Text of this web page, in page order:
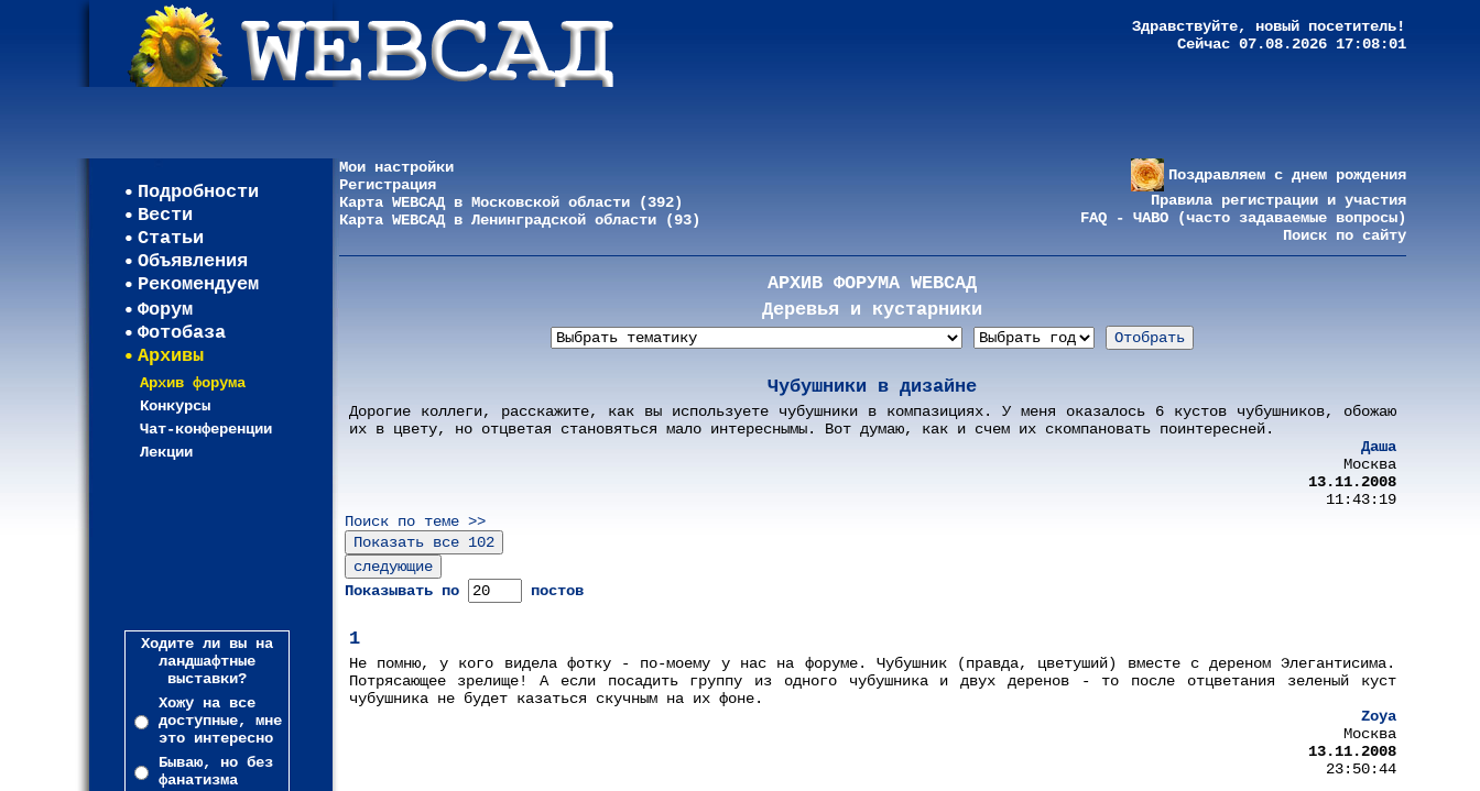
Здравствуйте, новый посетитель!
Сейчас 07.08.2026 17:08:01
Подробности
Вести
Статьи
Объявления
Рекомендуем
Форум
Фотобаза
Архивы
Архив форума
Конкурсы
Чат-конференции
Лекции
Ходите ли вы на
ландшафтные
выставки?
Хожу на все
доступные, мне
это интересно
Бываю, но без
фанатизма
Мои настройки
Регистрация
Карта WEBСАД в Московской области (392)
Карта WEBСАД в Ленинградской области (93)
Поздравляем с днем рождения
Правила регистрации и участия
FAQ - ЧАВО (часто задаваемые вопросы)
Поиск по сайту
АРХИВ ФОРУМА WEBСАД
Деревья и кустарники
Чубушники в дизайне
Дорогие коллеги, расскажите, как вы используете чубушники в компазициях. У меня оказалось 6 кустов чубушников, обожаю
их в цвету, но отцветая становяться мало интереснымы. Вот думаю, как и счем их скомпановать поинтересней.
Даша
Москва
13.11.2008
11:43:19
Поиск по теме >>
Показывать по постов
1
Не помню, у кого видела фотку - по-моему у нас на форуме. Чубушник (правда, цветуший) вместе с дереном Элегантисима.
Потрясающее зрелище! А если посадить группу из одного чубушника и двух деренов - то после отцветания зеленый куст
чубушника не будет казаться скучным на их фоне.
Zoya
Москва
13.11.2008
23:50:44